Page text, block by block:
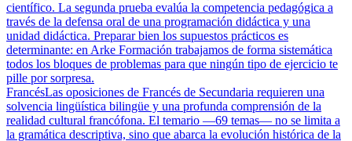
científico. La segunda prueba evalúa la competencia pedagógica a
través de la defensa oral de una programación didáctica y una
unidad didáctica. Preparar bien los supuestos prácticos es
determinante: en Arke Formación trabajamos de forma sistemática
todos los bloques de problemas para que ningún tipo de ejercicio te
pille por sorpresa.
FrancésLas oposiciones de Francés de Secundaria requieren una
solvencia lingüística bilingüe y una profunda comprensión de la
realidad cultural francófona. El temario —69 temas— no se limita a
la gramática descriptiva, sino que abarca la evolución histórica de la